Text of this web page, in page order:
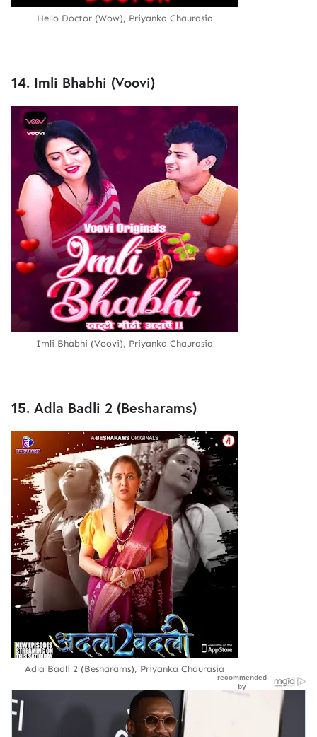
Hello Doctor (Wow), Priyanka Chaurasia
14. Imli Bhabhi (Voovi)
Imli Bhabhi (Voovi), Priyanka Chaurasia
15. Adla Badli 2 (Besharams)
Adla Badli 2 (Besharams), Priyanka Chaurasia